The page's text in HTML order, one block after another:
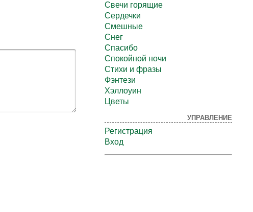
Свечи горящие
Сердечки
Смешные
Снег
Спасибо
Спокойной ночи
Стихи и фразы
Фэнтези
Хэллоуин
Цветы
УПРАВЛЕНИЕ
Регистрация
Вход